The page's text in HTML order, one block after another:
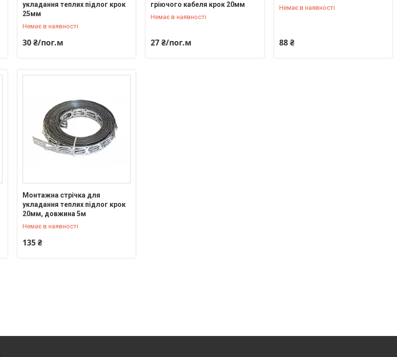
укладання теплих підлог крок
25мм
Немає в наявності
30 ₴/пог.м
+380 (66) 815-27-20
гріючого кабеля крок 20мм
Немає в наявності
27 ₴/пог.м
Немає в наявності
88 ₴
+380 (66) 815-27-20
Монтажна стрічка для
укладання теплих підлог крок
20мм, довжина 5м
Немає в наявності
135 ₴
+380 (66) 815-27-20